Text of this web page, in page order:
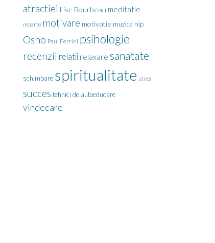
atractiei Lise Bourbeau meditatie
moarte motivare motivatie muzica nlp
Osho Paul Ferrini psihologie
recenzii relatii relaxare sanatate
schimbare spiritualitate stres
succes tehnici de autoeducare
vindecare